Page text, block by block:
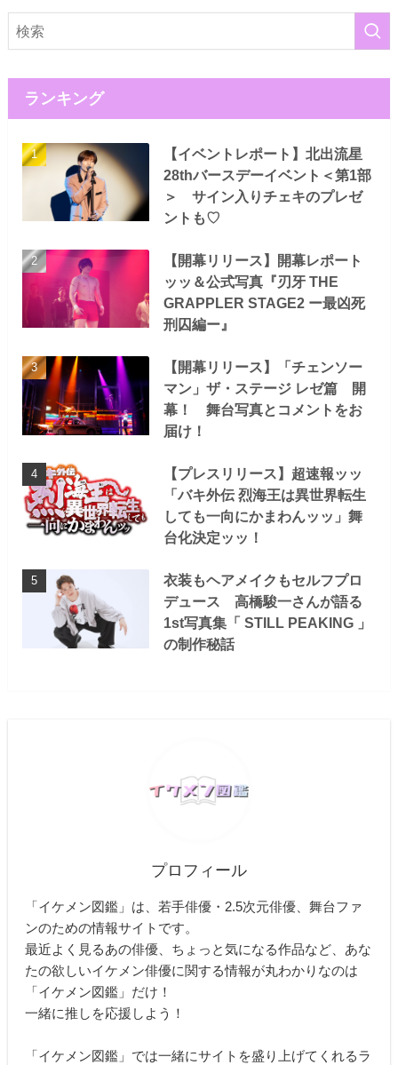
ランキング
【イベントレポート】北出流星
28thバースデーイベント＜第1部
＞ サイン入りチェキのプレゼ
ントも♡
【開幕リリース】開幕レポート
ッッ＆公式写真『刃牙 THE
GRAPPLER STAGE2 ー最凶死
刑囚編ー』
【開幕リリース】「チェンソー
マン」ザ・ステージ レゼ篇 開
幕！ 舞台写真とコメントをお
届け！
【プレスリリース】超速報ッッ
「バキ外伝 烈海王は異世界転生
しても一向にかまわんッッ」舞
台化決定ッッ！
衣装もヘアメイクもセルフプロ
デュース 高橋駿一さんが語る
1st写真集「 STILL PEAKING 」
の制作秘話
プロフィール
「イケメン図鑑」は、若手俳優・2.5次元俳優、舞台ファ
ンのための情報サイトです。
最近よく見るあの俳優、ちょっと気になる作品など、あな
たの欲しいイケメン俳優に関する情報が丸わかりなのは
「イケメン図鑑」だけ！
一緒に推しを応援しよう！
「イケメン図鑑」では一緒にサイトを盛り上げてくれるラ